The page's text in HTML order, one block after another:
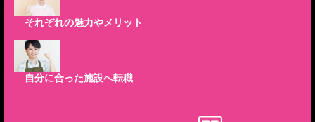
それぞれの魅力やメリット
自分に合った施設へ転職